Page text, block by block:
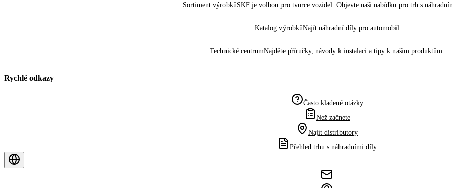
Sortiment výrobkůSKF je volbou pro tvůrce vozidel. Objevte naši nabídku pro trh s
Katalog výrobkůNajít náhradní díly pro automobil
Technické centrumNajděte příručky, návody k instalaci a tipy k našim produktům.
Rychlé odkazy
Často kladené otázky
Než začnete
Najít distributory
Přehled trhu s náhradními díly